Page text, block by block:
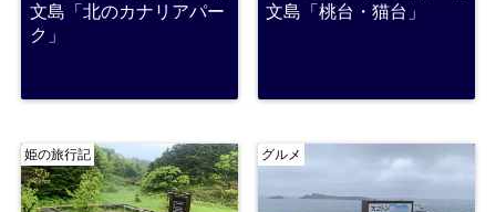
文島「北のカナリアパー
ク」
文島「桃台・猫台」
姫の旅行記 グルメ